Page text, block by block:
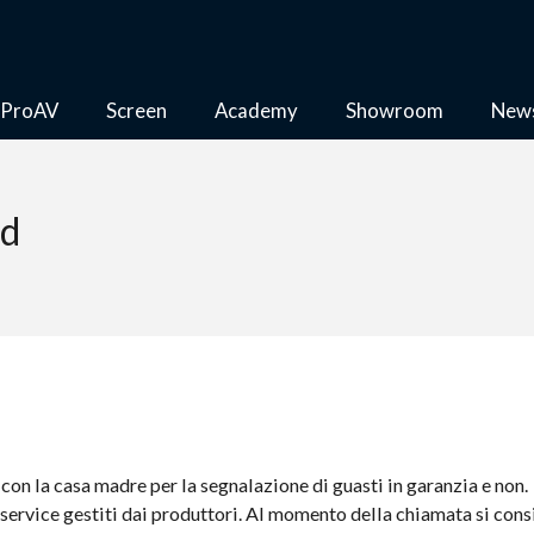
ProAV Screen Academy Showroom
la casa madre per la segnalazione di guasti in garanzia e non.
gestiti dai produttori. Al momento della chiamata si